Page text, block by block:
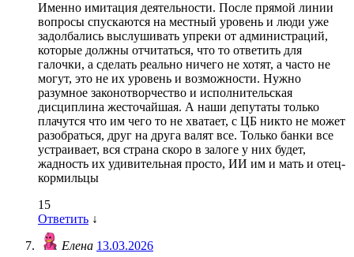
Именно имитация деятельности. После прямой линии
вопросы спускаются на местный уровень и люди уже
задолбались выслушивать упреки от администраций,
которые должны отчитаться, что то ответить для
галочки, а сделать реально ничего не хотят, а часто не
могут, это не их уровень и возможности. Нужно
разумное законотворчество и исполнительская
дисциплина жесточайшая. А наши депутаты только
плачутся что им чего то не хватает, с ЦБ никто не может
разобраться, друг на друга валят все. Только банки все
устраивает, вся страна скоро в залоге у них будет,
жадность их удивительная просто, ИИ им и мать и отец-
кормильцы
15
Ответить ↓
Елена 13.03.2026